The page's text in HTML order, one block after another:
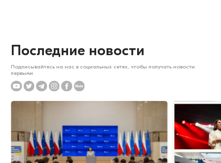
Последние новости
Подписывайтесь на нас в социальных сетях, чтобы получать новости
первыми